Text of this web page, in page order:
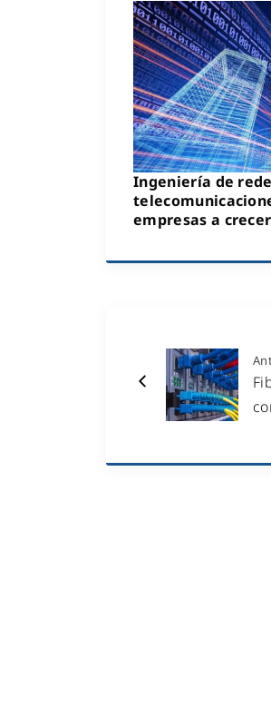
Ingeniería de
empresas a